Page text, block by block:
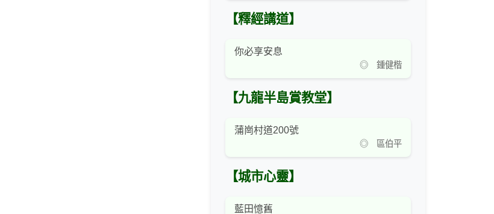
【釋經講道】
你必享安息
◎ 鍾健楷
【九龍半島賞教堂】
蒲崗村道200號
◎ 區伯平
【城市心靈】
藍田憶舊